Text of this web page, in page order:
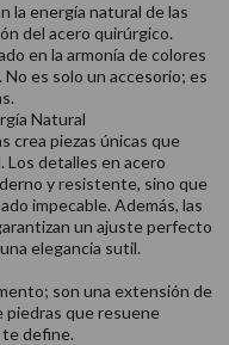
la energía natural de las
del acero quirúrgico.
en la armonía de colores
es solo un accesorio; es
Natural
crea piezas únicas que
Los detalles en acero
y resistente, sino que
impecable. Además, las
un ajuste perfecto
elegancia sutil.
son una extensión de
piedras que resuene
define.